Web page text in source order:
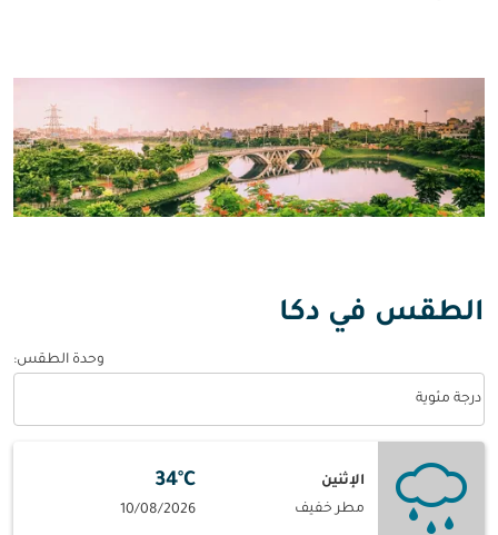
الطقس في دكا
وحدة الطقس:
درجة مئوية
الإثنين
مطر خفيف
34°C
10/08/2026